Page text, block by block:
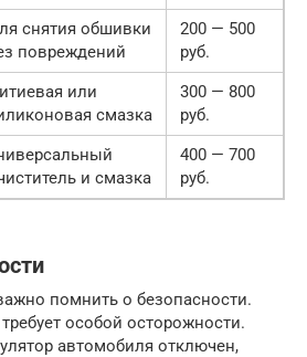
снятия обшивки
повреждений
200 — 500
руб.
или
смазка
300 — 800
руб.
и смазка
400 — 700
руб.
помнить о безопасности.
особой осторожности.
автомобиля отключен,